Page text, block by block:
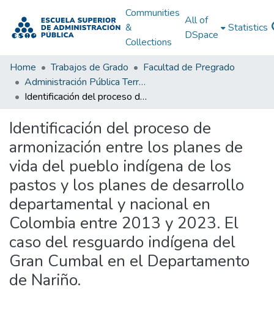
Communities
&
Collections
All of
DSpace
Statistics
Home Trabajos de Grado
Facultad de Pregrado
Administración Pública Territorial (APT)
Identificación del proceso de armonización entre los planes de vida del pueblo indígena de los pastos y los planes de desarrollo departamental y nacional en Colombia entre 2013 y 2023. El caso del resguardo indígena del Gran Cumbal en el Departamento de Nariño.
Identificación del proceso de
armonización entre los planes de
vida del pueblo indígena de los
pastos y los planes de desarrollo
departamental y nacional en
Colombia entre 2013 y 2023. El
caso del resguardo indígena del
Gran Cumbal en el Departamento
de Nariño.